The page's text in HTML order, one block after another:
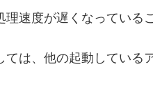
速度が遅くなっている
ては、他の起動している